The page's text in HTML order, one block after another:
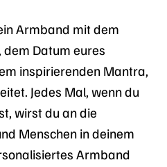
Armband mit dem
Datum eures
inspirierenden Mantra,
Jedes Mal, wenn du
wirst du an die
Menschen in deinem
Armband